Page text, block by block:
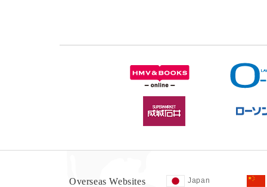
Overseas Websites Japan